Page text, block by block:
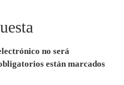
no será
están marcados